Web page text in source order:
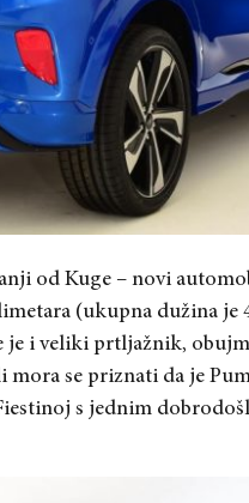
od Kuge – novi
(ukupna dužina je
je i veliki prtljažnik,
mora se priznati da je
s jednim